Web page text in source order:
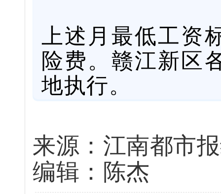
上述月最低工资
险费。赣江新区
地执行。
来源：江南都市
编辑：陈杰